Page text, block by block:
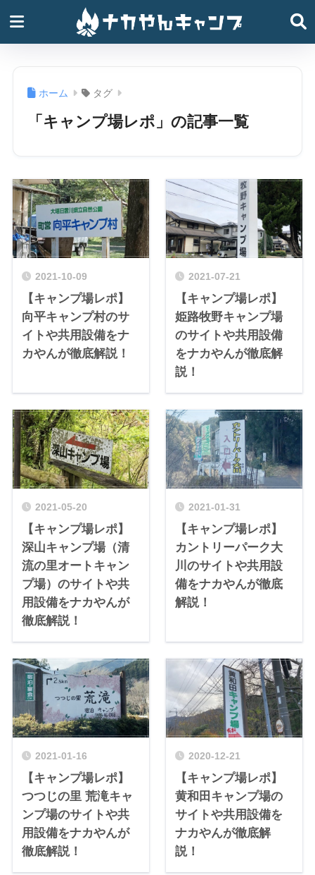
ホーム タグ
「キャンプ場レポ」の記事一覧
2021-10-09
【キャンプ場レポ】
向平キャンプ村のサ
イトや共用設備をナ
カやんが徹底解説！
2021-07-21
【キャンプ場レポ】
姫路牧野キャンプ場
のサイトや共用設備
をナカやんが徹底解
説！
2021-05-20
【キャンプ場レポ】
深山キャンプ場（清
流の里オートキャン
プ場）のサイトや共
用設備をナカやんが
徹底解説！
2021-01-31
【キャンプ場レポ】
カントリーパーク大
川のサイトや共用設
備をナカやんが徹底
解説！
2021-01-16
【キャンプ場レポ】
つつじの里 荒滝キャ
ンプ場のサイトや共
用設備をナカやんが
徹底解説！
2020-12-21
【キャンプ場レポ】
黄和田キャンプ場の
サイトや共用設備を
ナカやんが徹底解
説！